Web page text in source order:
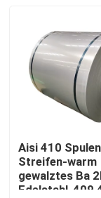
Aisi 410
Streifen-warm
gewalztes Ba
Edelstahl-409